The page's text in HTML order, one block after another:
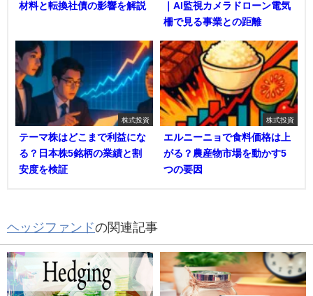
材料と転換社債の影響を解説
｜AI監視カメラドローン電気
柵で見る事業との距離
株式投資
テーマ株はどこまで利益にな
る？日本株5銘柄の業績と割
安度を検証
株式投資
エルニーニョで食料価格は上
がる？農産物市場を動かす5
つの要因
ヘッジファンドの関連記事